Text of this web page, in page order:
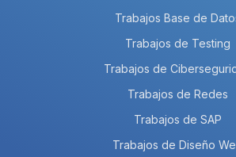
Trabajos Base de
Trabajos de Testing
Trabajos de
Trabajos de Redes
Trabajos de SAP
Trabajos de Diseño